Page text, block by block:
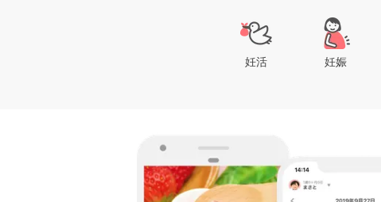
妊活 妊娠